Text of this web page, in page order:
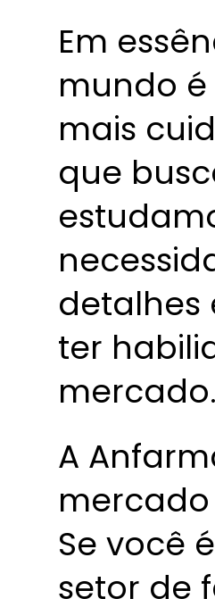
Em
mundo é
mais
que
detalhes
ter
A
Se você
setor de